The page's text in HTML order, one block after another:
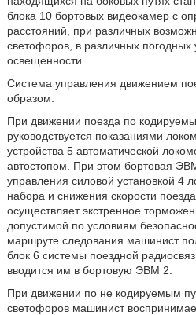
блока 10 бортовых видеокамер с
расстояний, при различных
светофоров, в различных погодных
освещенности.
Система управления движением
образом.
При движении поезда по
руководствуется показаниями
устройства 5 автоматической
автостопом. При этом бортовая
управления силовой установкой 4
набора и снижения скорости
осуществляет экстренное
допустимой по условиям
маршруте следования машинист
блок 6 системы поездной
вводится им в бортовую ЭВМ 2.
При движении по не кодируемым
светофоров машинист